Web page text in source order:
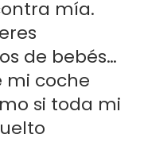
mía.
de bebés…
mi coche
si toda mi